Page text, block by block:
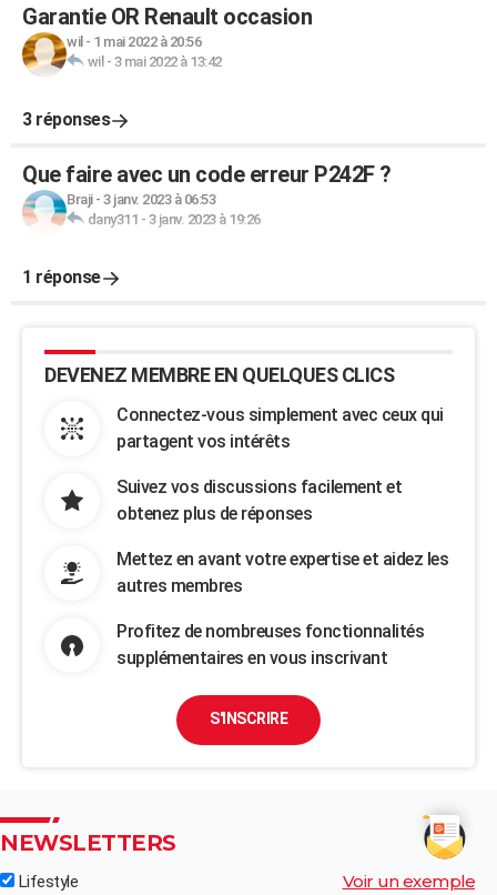
Garantie OR Renault occasion
wil - 1 mai 2022 à 20:56
wil - 3 mai 2022 à 13:42
3 réponses
Que faire avec un code erreur P242F ?
Braji- 3 janv. 2023 à 06:53
dany311 - 3 janv. 2023 à 19:26
1 réponse
DEVENEZ MEMBRE EN QUELQUES CLICS
Connectez-vous simplement avec ceux qui
partagent vos intérêts
Suivez vos discussions facilement et
obtenez plus de réponses
Mettez en avant votre expertise et aidez les
autres membres
Profitez de nombreuses fonctionnalités
supplémentaires en vous inscrivant
S'INSCRIRE
NEWSLETTERS
Lifestyle Voir un exemple